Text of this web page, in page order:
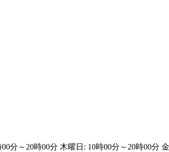
分～20時00分 木曜日: 10時00分～20時00分